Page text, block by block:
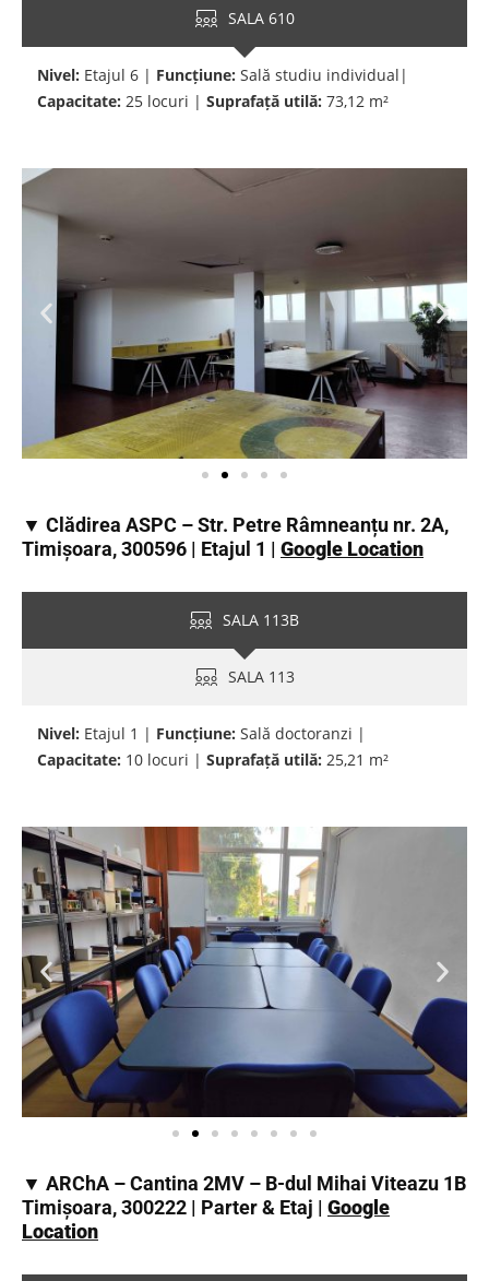
SALA 610
Nivel: Etajul 6 | Funcțiune: Sală studiu individual|
Capacitate: 25 locuri | Suprafață utilă: 73,12 m²
▼ Clădirea ASPC – Str. Petre Râmneanțu nr. 2A,
Timișoara, 300596 | Etajul 1 | Google Location
SALA 113B
SALA 113
Nivel: Etajul 1 | Funcțiune: Sală doctoranzi |
Capacitate: 10 locuri | Suprafață utilă: 25,21 m²
▼ ARChA – Cantina 2MV – B-dul Mihai Viteazu 1B
Timișoara, 300222 | Parter & Etaj | Google
Location